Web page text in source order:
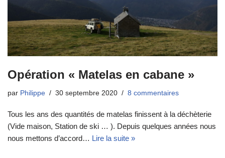
Opération « Matelas en cabane »
par Philippe 30 septembre 2020 8 commentaires
Tous les ans des quantités de matelas finissent à la déchèterie
(Vide maison, Station de ski … ). Depuis quelques années nous
nous mettons d’accord… Lire la suite »